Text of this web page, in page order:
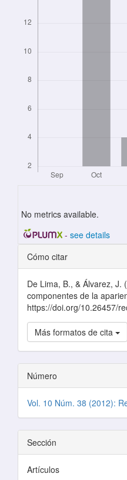
No metrics available.
- see details
Detalles del
Cómo citar
De Lima, B., & Álvarez,
componentes de la
https://doi.org/10.26457/
Más formatos de cita
Número
Vol. 10 Núm. 38 (2012):
Sección
Artículos